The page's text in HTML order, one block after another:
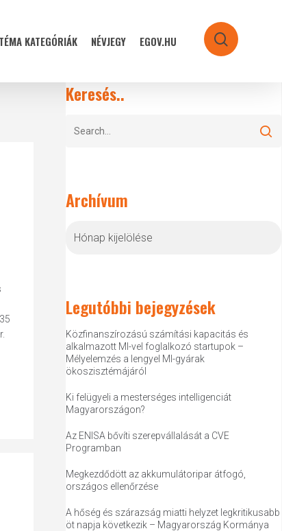
TÉMA KATEGÓRIÁK NÉVJEGY EGOV.HU search
Keresés..
Archívum
Legutóbbi bejegyzések
Közfinanszírozású számítási kapacitás és
alkalmazott MI-vel foglalkozó startupok –
Mélyelemzés a lengyel MI-gyárak
ökoszisztémájáról
Ki felügyeli a mesterséges intelligenciát
Magyarországon?
Az ENISA bővíti szerepvállalását a CVE
Programban
Megkezdődött az akkumulátoripar átfogó,
országos ellenőrzése
A hőség és szárazság miatti helyzet legkritikusabb
öt napja következik – Magyarország Kormánya